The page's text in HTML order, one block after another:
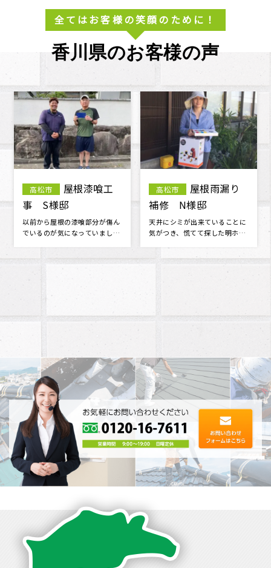
全てはお客様の笑顔のために！
香川県のお客様の声
三木町
袖瓦補修・
漆喰工事 M様邸
工事の仕上がりには100％満足
です。 担当者並びに作業員さん
高松市
外壁塗装工
事 屋根塗装工事 S
様邸
外壁の汚れが目立ち始めたの
で、お見積もりをお願いしまし